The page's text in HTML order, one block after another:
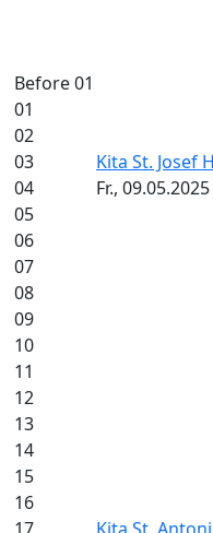
Before 01
01
02
03
04
05
06
07
08
09
10
11
12
13
14
15
16
Kita St. Josef
Fr.,